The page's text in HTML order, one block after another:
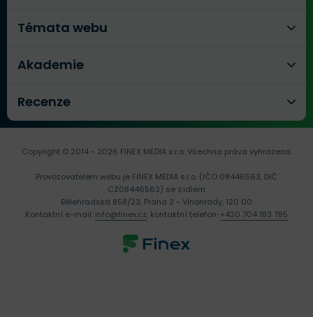
Témata webu
Akademie
Recenze
Copyright © 2014 - 2026 FINEX MEDIA s.r.o.Všechna práva vyhrazena.
Provozovatelem webu je FINEX MEDIA s.r.o. (IČO 08446563, DIČ
CZ08446563) se sídlem
Bělehradská 858/23, Praha 2 - Vinohrady, 120 00
Kontaktní e-mail: info@finex.cz, kontaktní telefon: +420 704 183 785